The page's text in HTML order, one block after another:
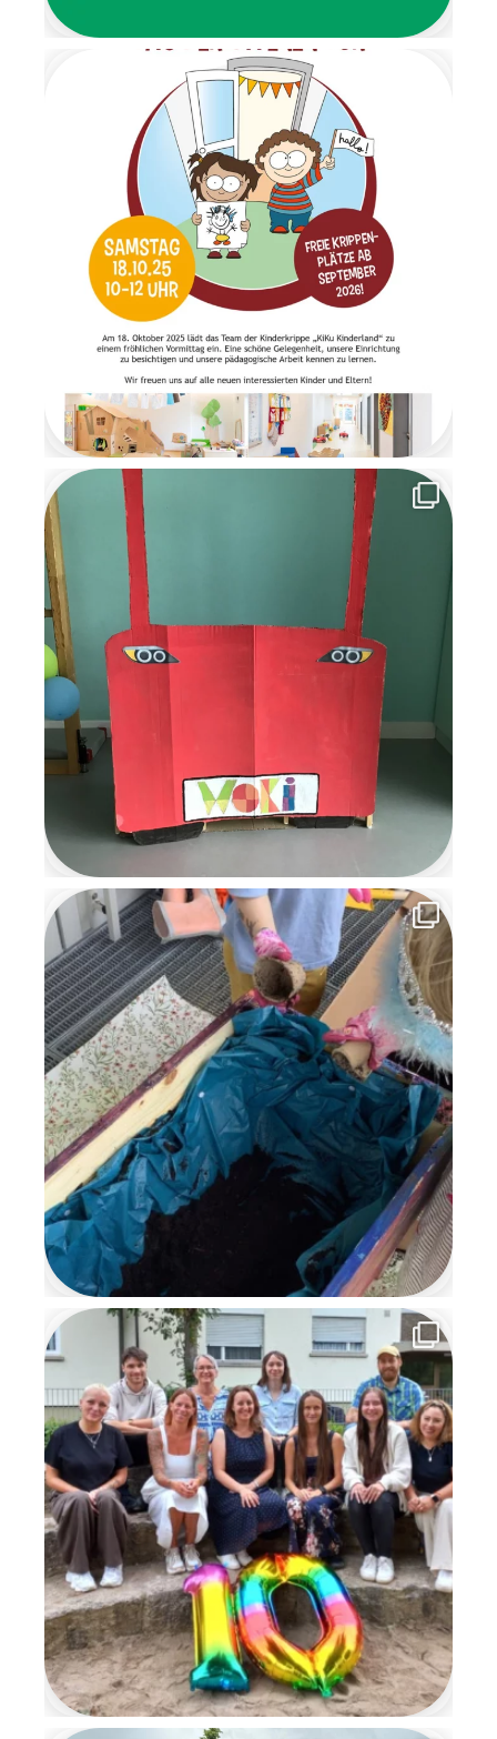
Mit stimmungsvoller
Weihnachtsmusik wurden alle
Kinder herzlich begrüßt.
Gemeinsam frühstückten wir
in ruhiger und gemütlicher
Atmosphäre. Anschließend
wartete ein Geschenketisch,
an dem die Überraschungen
im Morgenkreis gemeinsam
ausgepackt wurden. Es war
ein Moment voller Staunen
und Freude. Am letzten Tag
der Wichtelzeit
verabschiedeten sich die
Wichtel mit einem
Abschiedsbrief. Sie bedankten
sich für die schöne
gemeinsame Zeit und
versprachen den Kindern, im
nächsten Jahr
wiederzukommen. Die
Wichtelzeit war für alle eine
besondere, magische Zeit
voller Kreativität,
Gemeinschaft und
weihnachtlicher Vorfreude, an
die wir uns noch lange
erinnern werden.